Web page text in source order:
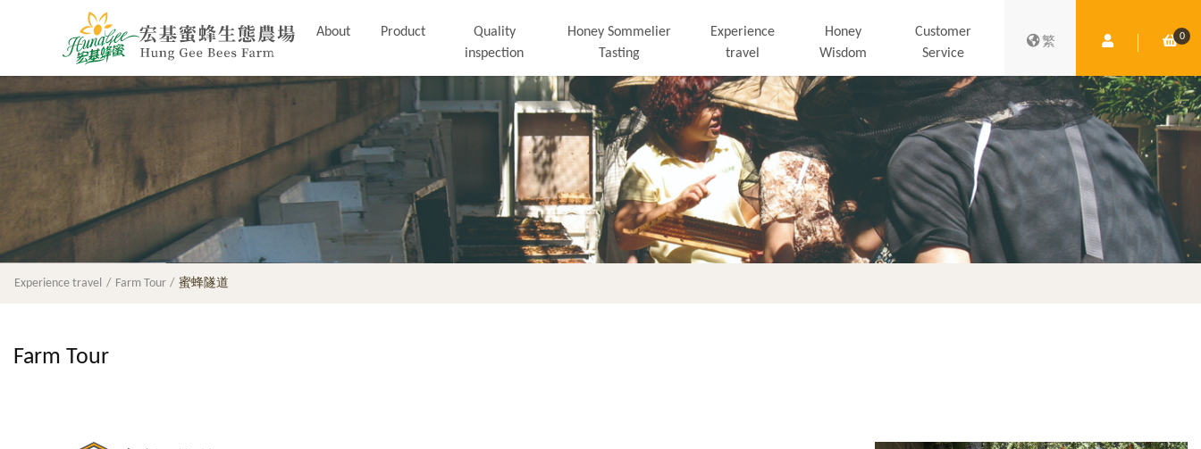
About Product
Quality
inspection
Honey Sommelier
Tasting
Experience
travel
Honey
Wisdom
Customer
Service
繁 Member Centre
0
Experience travel Farm Tour 蜜蜂隧道
Farm Tour